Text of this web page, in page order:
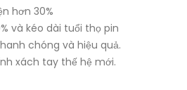
hơn 30%
và kéo dài tuổi thọ pin
chóng và hiệu quả.
xách tay thế hệ mới.